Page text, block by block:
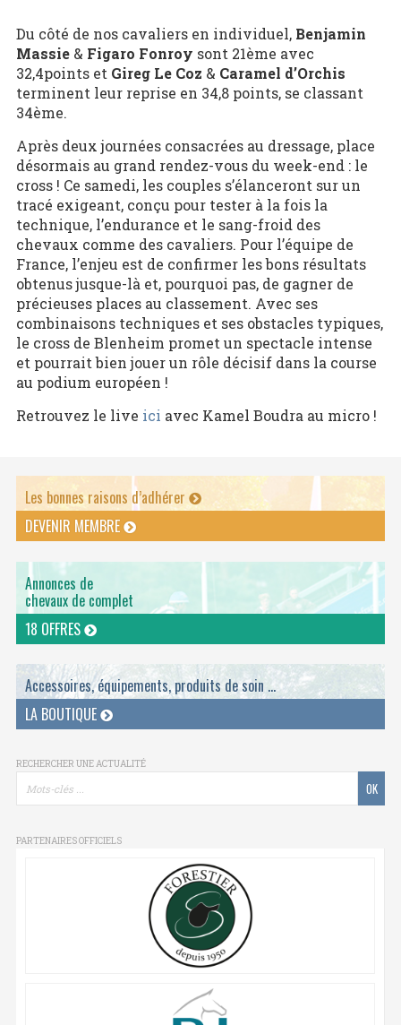
Du côté de nos cavaliers en individuel, Benjamin
Massie& Figaro Fonroy sont 21ème avec
32,4points et Gireg Le Coz & Caramel d’Orchis
terminent leur reprise en 34,8 points, se classant
34ème.
Après deux journées consacrées au dressage, place
désormais au grand rendez-vous du week-end : le
cross ! Ce samedi, les couples s’élanceront sur un
tracé exigeant, conçu pour tester à la fois la
technique, l’endurance et le sang-froid des
chevaux comme des cavaliers. Pour l’équipe de
France, l’enjeu est de confirmer les bons résultats
obtenus jusque-là et, pourquoi pas, de gagner de
précieuses places au classement. Avec ses
combinaisons techniques et ses obstacles typiques,
le cross de Blenheim promet un spectacle intense
et pourrait bien jouer un rôle décisif dans la course
au podium européen !
Retrouvez le live ici avec Kamel Boudra au micro !
Les bonnes raisons d’adhérer
DEVENIR MEMBRE
Annonces de
chevaux de complet
18 OFFRES
Accessoires, équipements, produits de soin ...
LA BOUTIQUE
RECHERCHER UNE ACTUALITÉ
PARTENAIRES OFFICIELS